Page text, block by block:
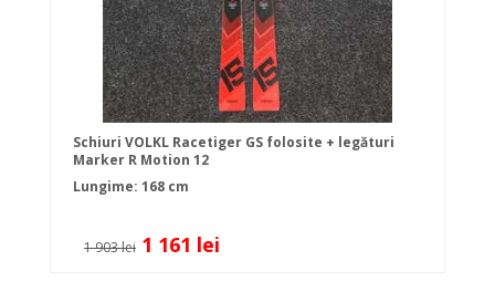
Schiuri VOLKL Racetiger GS folosite + legături
Marker R Motion 12
Lungime: 168 cm
1 903 lei 1 161 lei